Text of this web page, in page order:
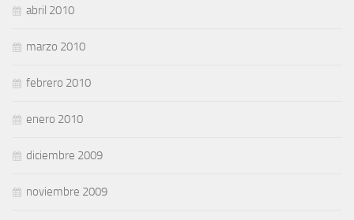
abril 2010
marzo 2010
febrero 2010
enero 2010
diciembre 2009
noviembre 2009